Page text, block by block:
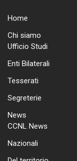
Home
Chi siamo
Ufficio Studi
Enti Bilaterali
Tesserati
Segreterie
News
CCNL News
Nazionali